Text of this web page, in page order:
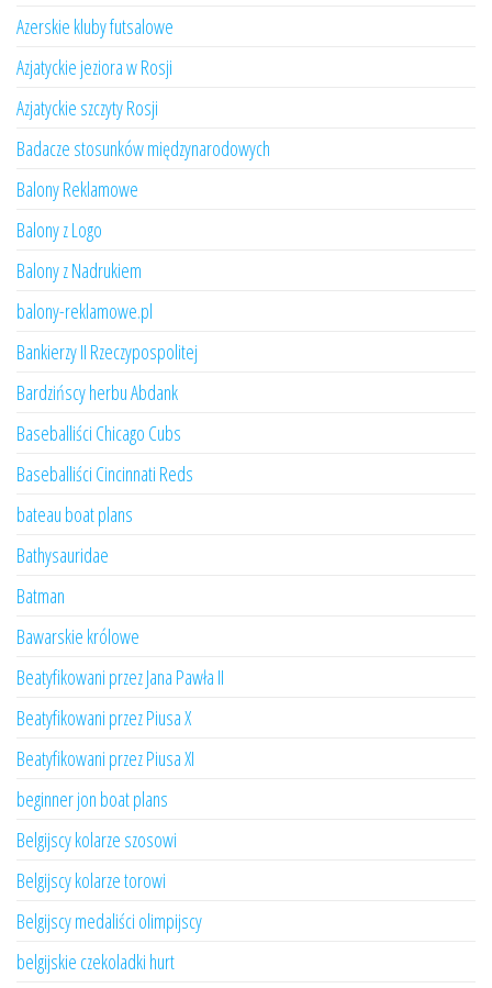
Azerskie kluby futsalowe
Azjatyckie jeziora w Rosji
Azjatyckie szczyty Rosji
Badacze stosunków międzynarodowych
Balony Reklamowe
Balony z Logo
Balony z Nadrukiem
balony-reklamowe.pl
Bankierzy II Rzeczypospolitej
Bardzińscy herbu Abdank
Baseballiści Chicago Cubs
Baseballiści Cincinnati Reds
bateau boat plans
Bathysauridae
Batman
Bawarskie królowe
Beatyfikowani przez Jana Pawła II
Beatyfikowani przez Piusa X
Beatyfikowani przez Piusa XI
beginner jon boat plans
Belgijscy kolarze szosowi
Belgijscy kolarze torowi
Belgijscy medaliści olimpijscy
belgijskie czekoladki hurt